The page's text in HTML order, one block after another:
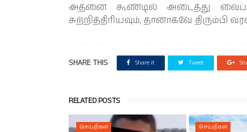
அதனை கூண்டில் அடைத்து
சுற்றித்திரியவும், தானாகவே திரும்பி
SHARE THIS Share it Tweet
RELATED POSTS
செய்திகள் செய்திகள்